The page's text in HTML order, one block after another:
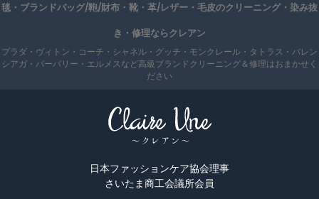
毯・ブランドバッグ/鞄/財布・靴・革/レザー・毛皮のクリーニング・染み抜
き・修理ならクレアン
プラダ・ヴィトン・コーチ・シャネル・グッチ・モンクレール・タトラス・バレン
シアガ・バーバリー・エルメスなど高級ブランドクリーニング＆修理はおまかせく
ださい
日本ファッションケア協会理事
さいたま商工会議所会員